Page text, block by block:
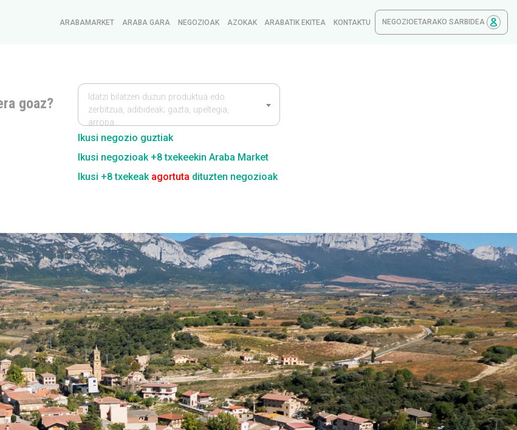
ARABAMARKET ARABA GARA NEGOZIOAK AZOKAK ARABATIK EKITEA KONTAKTU NEGOZIOETARAKO SARBIDEA
goaz?
Idatzi bilatzen duzun produktua edo
zerbitzua, adibideak; gazta, upeltegia,
arropa…
Ikusi negozio guztiak
Ikusi negozioak +8 txekeekin Araba Market
Ikusi +8 txekeak agortuta dituzten negozioak